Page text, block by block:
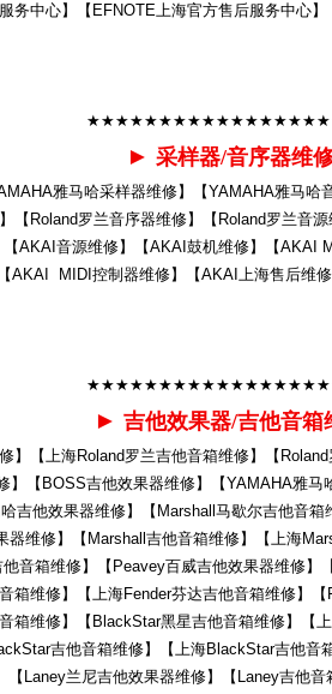
务中心】【EFNOTE上海官方售后服务中心】
► 采样器/音序器维
雅马哈采样器维修】【YAMAHA雅马哈
】【Roland罗兰音序器维修】【Roland罗兰音
AKAI音源维修】【AKAI鼓机维修】【AKAI
AKAI MIDI控制器维修】【AKAI上海售后维
► 吉他效果器/吉他音箱
】【上海Roland罗兰吉他音箱维修】【
】【BOSS吉他效果器维修】【YAMAHA雅
吉他效果器维修】【Marshall马歇尔吉他音
器维修】【Marshall吉他音箱维修】【上海
音箱维修】【Peavey百威吉他效果器维修
箱维修】【上海Fender芬达吉他音箱维修】
箱维修】【BlackStar黑星吉他音箱维修】【
吉他音箱维修】【上海BlackStar吉他音
【Laney兰尼吉他效果器维修】【Laney吉他